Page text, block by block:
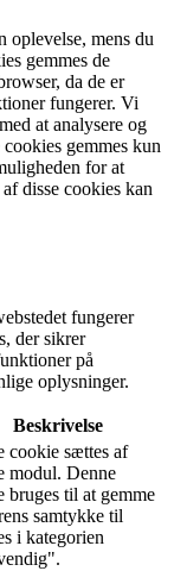
oplevelse, mens du
gemmes de
da de er
fungerer. Vi
at analysere og
gemmes kun
for at
disse cookies kan
fungerer
der sikrer
på
oplysninger.
Beskrivelse
cookie sættes af
modul. Denne
bruges til at gemme
samtykke til
i kategorien